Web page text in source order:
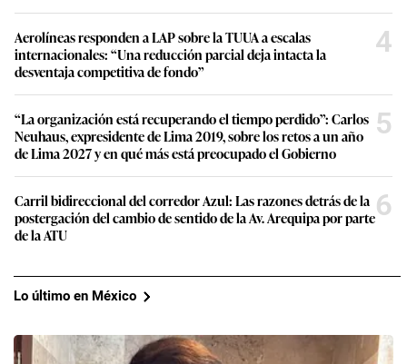
Aerolíneas responden a LAP sobre la TUUA a escalas
internacionales: “Una reducción parcial deja intacta la
desventaja competitiva de fondo”
4
“La organización está recuperando el tiempo perdido”: Carlos
Neuhaus, expresidente de Lima 2019, sobre los retos a un año
de Lima 2027 y en qué más está preocupado el Gobierno
5
Carril bidireccional del corredor Azul: Las razones detrás de la
postergación del cambio de sentido de la Av. Arequipa por parte
de la ATU
6
Lo último en México